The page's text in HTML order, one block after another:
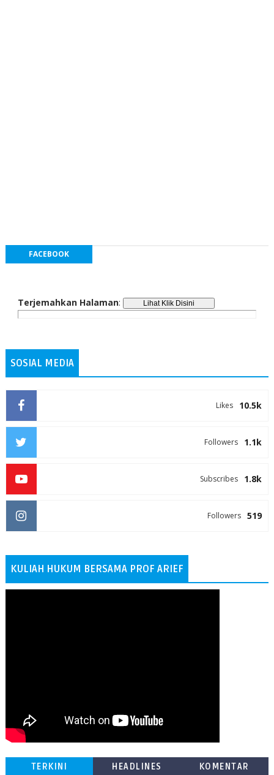
FACEBOOK
Terjemahkan Halaman:
SOSIAL MEDIA
10.5k
Likes
1.1k
Followers
1.8k
Subscribes
519
Followers
KULIAH HUKUM BERSAMA PROF ARIEF
TERKINI HEADLINES KOMENTAR